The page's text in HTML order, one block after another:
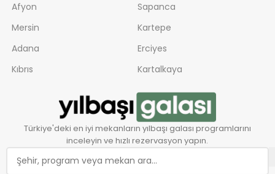
Afyon
Mersin
Adana
Kıbrıs
Sapanca
Kartepe
Erciyes
Kartalkaya
Türkiye'deki en iyi mekanların yılbaşı galası programlarını
inceleyin ve hızlı rezervasyon yapın.